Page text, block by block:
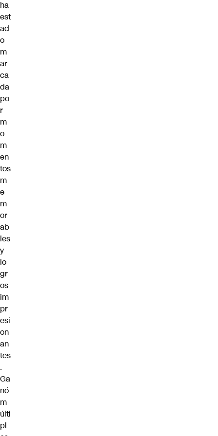
ha
est
ad
o
m
ar
ca
da
po
r
m
o
m
en
tos
m
e
m
or
ab
les
y
lo
gr
os
im
pr
esi
on
an
tes
.
Ga
nó
m
últi
pl